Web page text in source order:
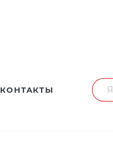
КОНТАКТЫ